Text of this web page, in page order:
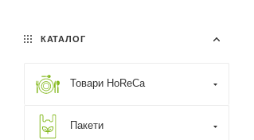
КАТАЛОГ
Товари HoReCa
Пакети